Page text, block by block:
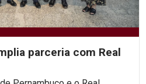
parceria com Real